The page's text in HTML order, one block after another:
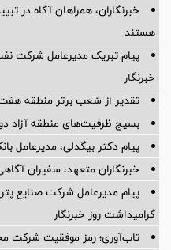
خبرنگاران، همراهان آگاه در
هستند
پیام تبریک مدیرعامل شرکت
خبرنگار
تقدیر از شعب برتر منطقه
بسیج ظرفیت‌های منطقه آزاد
پیام دکتر بیگدلی، مدیرعامل
خبرنگاران متعهد، سفیران
پیام مدیرعامل شركت صنایع
گرامیداشت روز خبرنگار
تاب‌آوری؛ رمز موفقیت شرکت